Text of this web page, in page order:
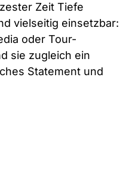
Zeit Tiefe
vielseitig einsetzbar:
oder Tour-
sie zugleich ein
Statement und